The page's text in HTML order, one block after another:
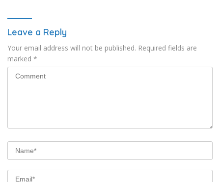
Leave a Reply
Your email address will not be published. Required fields are
marked *